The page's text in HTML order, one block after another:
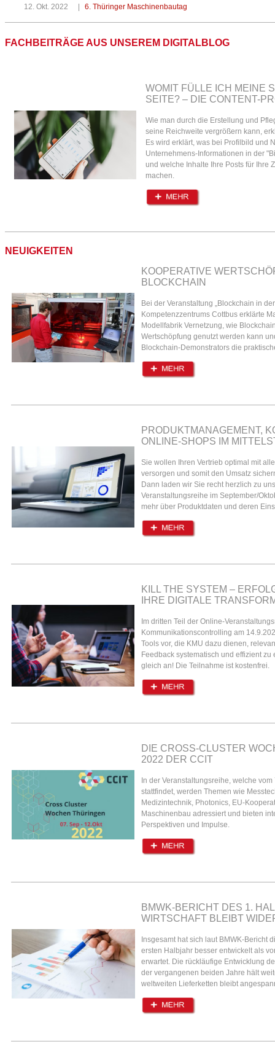
12. Okt. 2022
6. Thüringer Maschinenbautag
FACHBEITRÄGE AUS UNSEREM DIGITALBLOG
WOMIT FÜLLE ICH MEINE
SEITE? – DIE CONTENT-
Wie man durch die Erstellung und
seine Reichweite vergrößern kann,
Es wird erklärt, was bei Profilbild und
Unternehmens-Informationen in der
und welche Inhalte Ihre Posts für Ihre
machen.
NEUIGKEITEN
KOOPERATIVE
BLOCKCHAIN
Bei der Veranstaltung „Blockchain in
Kompetenzzentrums Cottbus erklärte
Modellfabrik Vernetzung, wie
Wertschöpfung genutzt werden kann
Blockchain-Demonstrators die
PRODUKTMANAGEMENT,
ONLINE-SHOPS IM
Sie wollen Ihren Vertrieb optimal mit
versorgen und somit den Umsatz
Dann laden wir Sie recht herzlich zu
Veranstaltungsreihe im September/
mehr über Produktdaten und deren
KILL THE SYSTEM –
IHRE DIGITALE
Im dritten Teil der Online-
Kommunikationscontrolling am
Tools vor, die KMU dazu dienen,
Feedback systematisch und effizient
gleich an! Die Teilnahme ist kostenfrei.
DIE CROSS-CLUSTER
2022 DER CCIT
In der Veranstaltungsreihe, welche
stattfindet, werden Themen wie
Medizintechnik, Photonics, EU-
Maschinenbau adressiert und bieten
Perspektiven und Impulse.
BMWK-BERICHT DES 1.
WIRTSCHAFT BLEIBT
Insgesamt hat sich laut BMWK-Bericht
ersten Halbjahr besser entwickelt als
erwartet. Die rückläufige Entwicklung
der vergangenen beiden Jahre hält
weltweiten Lieferketten bleibt